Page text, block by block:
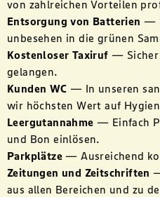
von zahlreichen Vorteilen
Entsorgung von Batterien —
unbesehen in die grünen
Kostenloser Taxiruf —
gelangen.
Kunden WC — In unseren
wir höchsten Wert auf
Leergutannahme — Einfach
und Bon einlösen.
Parkplätze — Ausreichend
Zeitungen und Zeitschriften
aus allen Bereichen und zu